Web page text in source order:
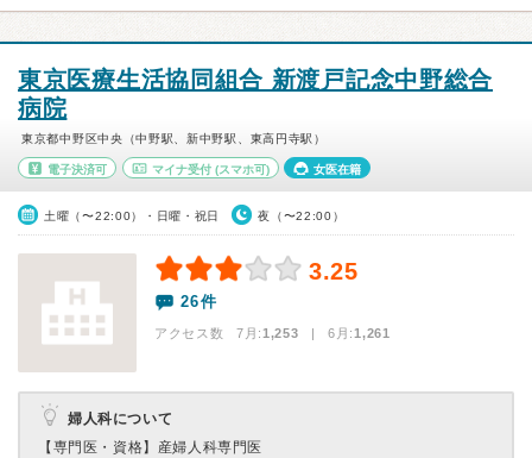
東京医療生活協同組合 新渡戸記念中野総合
病院
東京都中野区中央（中野駅、新中野駅、東高円寺駅）
電子決済可 マイナ受付(スマホ可) 女医在籍
土曜（〜22:00）・日曜・祝日 夜（〜22:00）
3.25
26件
アクセス数 7月:1,253 | 6月:1,261
婦人科について
【専門医・資格】 産婦人科専門医